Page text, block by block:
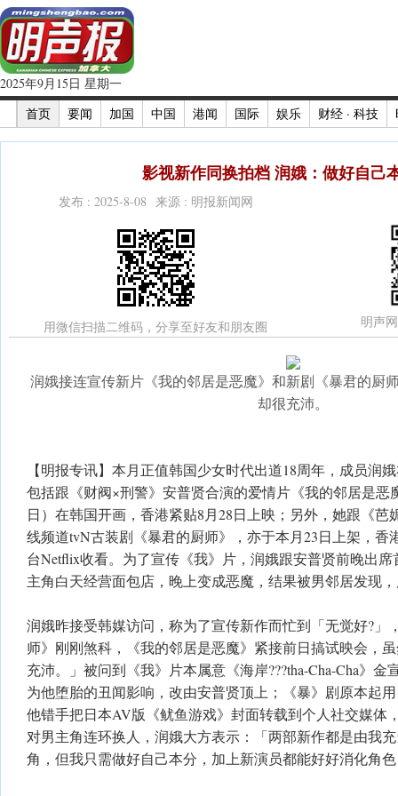
2025年9月15日 星期一
首页
要闻 加国 中国 港闻 国际 娱乐 财经 · 科技
影视新作同换拍档 润娥：做好自己
发布 : 2025-8-08 来源 : 明报新闻网
用微信扫描二维码，分享至好友和朋友圈 明声
润娥接连宣传新片《我的邻居是恶魔》和新剧《暴君的厨
却很充沛。
【明报专讯】本月正值韩国少女时代出道18周年，成员润
包括跟《财阀×刑警》安普贤合演的爱情片《我的邻居是恶
日）在韩国开画，香港紧贴8月28日上映；另外，她跟《芭
线频道tvN古装剧《暴君的厨师》，亦于本月23日上架，香
台Netflix收看。为了宣传《我》片，润娥跟安普贤前晚出
主角白天经营面包店，晚上变成恶魔，结果被男邻居发现
润娥昨接受韩媒访问，称为了宣传新作而忙到「无觉好?」
师》刚刚煞科，《我的邻居是恶魔》紧接前日搞试映会，
充沛。」被问到《我》片本属意《海岸???tha-Cha-Cha》
为他堕胎的丑闻影响，改由安普贤顶上；《暴》剧原本起
他错手把日本AV版《鱿鱼游戏》封面转载到个人社交媒体
对男主角连环换人，润娥大方表示：「两部新作都是由我
角，但我只需做好自己本分，加上新演员都能好好消化角